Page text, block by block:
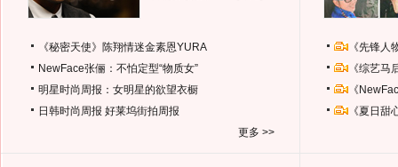
《秘密天使》陈翔情迷金素恩YURA
NewFace张俪：不怕定型“物质女”
明星时尚周报：女明星的欲望衣橱
日韩时尚周报 好莱坞街拍周报
更多 >>
《先锋
《综艺
《
《夏日